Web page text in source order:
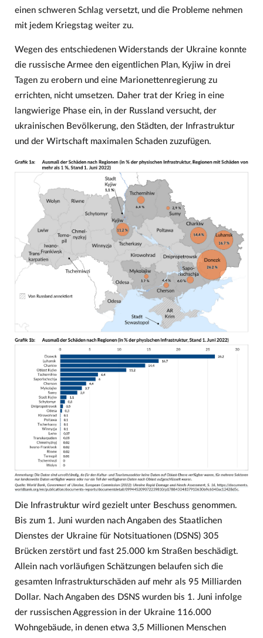
einen schweren Schlag versetzt, und die Probleme nehmen
mit jedem Kriegstag weiter zu.
Wegen des entschiedenen Widerstands der Ukraine konnte
die russische Armee den eigentlichen Plan, Kyjiw in drei
Tagen zu erobern und eine Marionettenregierung zu
errichten, nicht umsetzen. Daher trat der Krieg in eine
langwierige Phase ein, in der Russland versucht, der
ukrainischen Bevölkerung, den Städten, der Infrastruktur
und der Wirtschaft maximalen Schaden zuzufügen.
Die Infrastruktur wird gezielt unter Beschuss genommen.
Bis zum 1. Juni wurden nach Angaben des Staatlichen
Dienstes der Ukraine für Notsituationen (DSNS) 305
Brücken zerstört und fast 25.000 km Straßen beschädigt.
Allein nach vorläufigen Schätzungen belaufen sich die
gesamten Infrastrukturschäden auf mehr als 95 Milliarden
Dollar. Nach Angaben des DSNS wurden bis 1. Juni infolge
der russischen Aggression in der Ukraine 116.000
Wohngebäude, in denen etwa 3,5 Millionen Menschen